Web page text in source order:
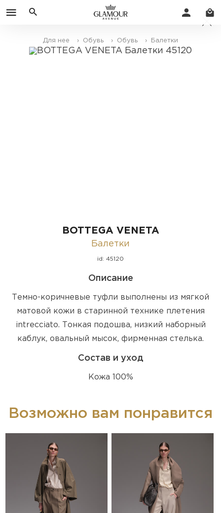
Для нее › Обувь › Обувь › Балетки
BOTTEGA VENETA
Балетки
id: 45120
Описание
Темно-коричневые туфли выполнены из мягкой
матовой кожи в старинной технике плетения
intrecciato. Тонкая подошва, низкий наборный
каблук, овальный мысок, фирменная стелька.
Состав и уход
Кожа 100%
Возможно вам понравится